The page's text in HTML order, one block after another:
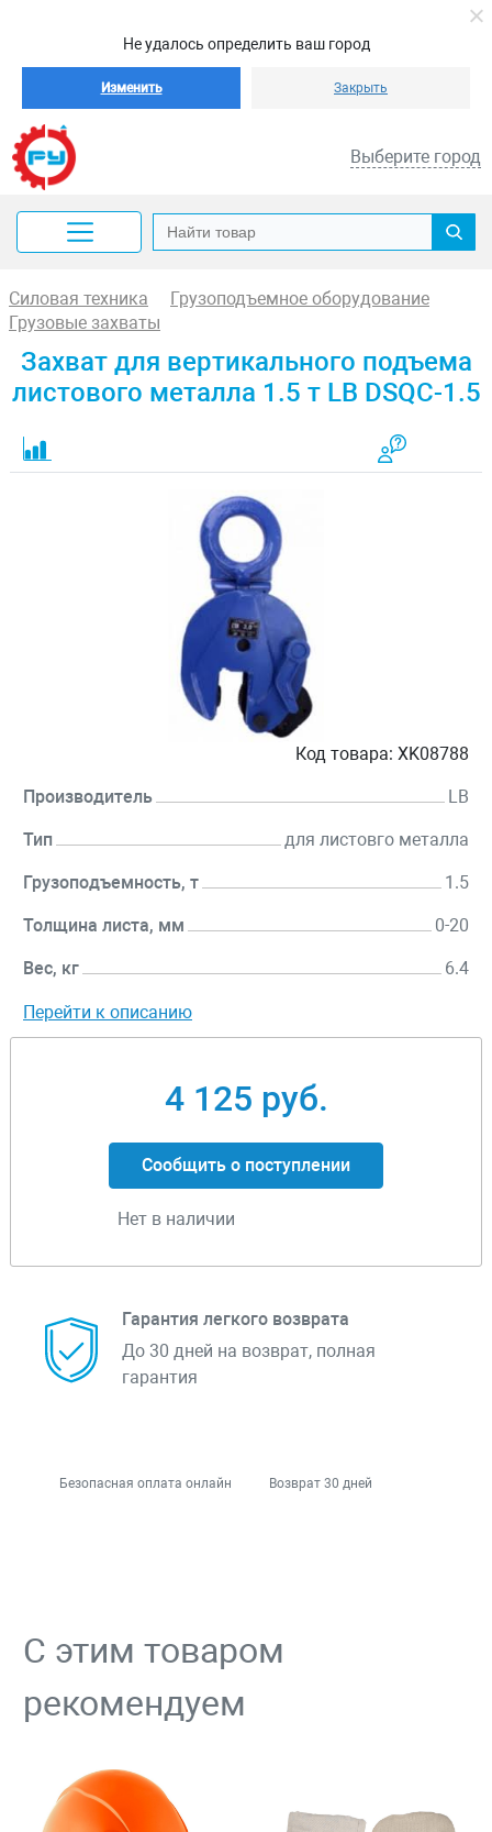
Не удалось определить ваш город
Изменить Закрыть
Выберите город
Силовая техника
Грузоподъемное оборудование
Грузовые захваты
Захват для вертикального подъема
листового металла 1.5 т LB DSQC-1.5
Код товара: XK08788
Производитель LB
Тип для листовго металла
Грузоподъемность, т 1.5
Толщина листа, мм 0-20
Вес, кг 6.4
Перейти к описанию
4 125 руб.
Сообщить о поступлении
Нет в наличии
Гарантия легкого возврата
До 30 дней на возврат, полная
гарантия
Безопасная оплата онлайн Возврат 30 дней
С этим товаром
рекомендуем